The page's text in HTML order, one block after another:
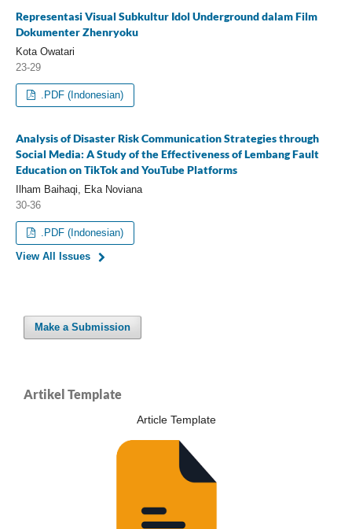
Representasi Visual Subkultur Idol Underground dalam Film
Dokumenter Zhenryoku
Kota Owatari
23-29
.PDF (Indonesian)
Analysis of Disaster Risk Communication Strategies through
Social Media: A Study of the Effectiveness of Lembang Fault
Education on TikTok and YouTube Platforms
Ilham Baihaqi, Eka Noviana
30-36
.PDF (Indonesian)
View All Issues
Make a Submission
Artikel Template
Article Template